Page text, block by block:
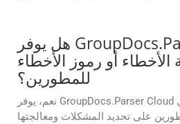
هل يوفر GroupDocs.Parser Cloud
الأخطاء أو رموز الأخطاء
للمطورين؟
نعم، يوفر GroupDocs.Parser Cloud رموز الأخطاء وأوصافها في
على تحديد المشكلات ومعالجتها